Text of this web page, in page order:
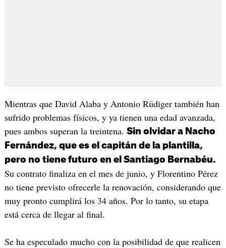
Mientras que David Alaba y Antonio Rüdiger también han
sufrido problemas físicos, y ya tienen una edad avanzada,
pues ambos superan la treintena. Sin olvidar a Nacho
Fernández, que es el capitán de la plantilla,
pero no tiene futuro en el Santiago Bernabéu.
Su contrato finaliza en el mes de junio, y Florentino Pérez
no tiene previsto ofrecerle la renovación, considerando que
muy pronto cumplirá los 34 años. Por lo tanto, su etapa
está cerca de llegar al final.
Se ha especulado mucho con la posibilidad de que realicen